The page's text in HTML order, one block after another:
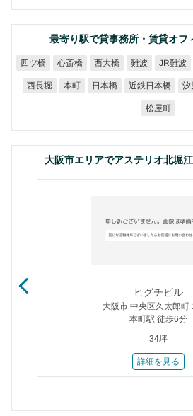
最寄り駅で貸事務所・賃貸オフ
四ツ橋 心斎橋 西大橋 難波 JR難波
西長堀 本町 日本橋 近鉄日本橋 汐
松屋町
大阪市エリアでアステリオ北堀
ヒグチビル
大阪市 中央区久太郎町
本町駅 徒歩6分
34坪
詳細を見る